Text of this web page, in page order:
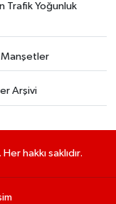
Trafik Yoğunluk
Manşetler
Arşivi
hakkı saklıdır.